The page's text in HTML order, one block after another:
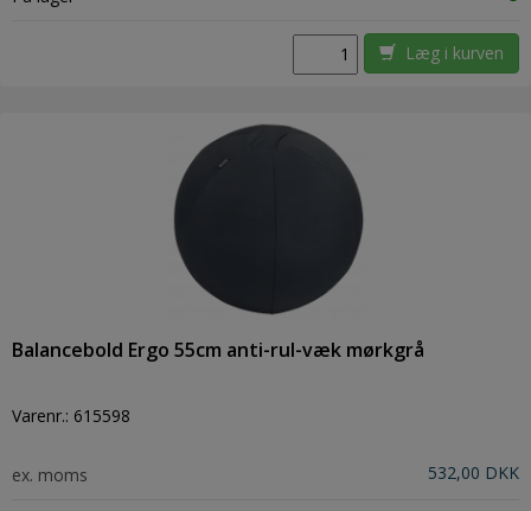
Læg i kurven
Balancebold Ergo 55cm anti-rul-væk mørkgrå
Varenr.: 615598
ex. moms 532,00 DKK